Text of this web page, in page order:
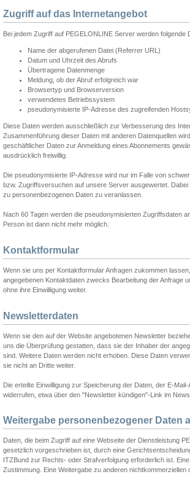
Zugriff auf das Internetangebot
Bei jedem Zugriff auf PEGELONLINE Server werden
Name der abgerufenen Datei (Referrer URL)
Datum und Uhrzeit des Abrufs
Übertragene Datenmenge
Meldung, ob der Abruf erfolgreich war
Browsertyp und Browserversion
verwendetes Betriebssystem
pseudonymisierte IP-Adresse des zugreifenden
Diese Daten werden ausschließlich zur Verbesserung des
Zusammenführung dieser Daten mit anderen Datenquellen
geschäftlicher Daten zur Anmeldung eines Abonnements
ausdrücklich freiwillig.
Die pseudonymisierte IP-Adresse wird nur im Falle von
bzw. Zugriffsversuchen auf unsere Server ausgewertet.
zu personenbezogenen Daten zu veranlassen.
Nach 60 Tagen werden die pseudonymisierten Zugriffsdaten
Person ist dann nicht mehr möglich.
Kontaktformular
Wenn sie uns per Kontaktformular Anfragen zukommen
angegebenen Kontaktdaten zwecks Bearbeitung der Anfrage
ohne ihre Einwilligung weiter.
Newsletterdaten
Wenn sie den auf der Website angebotenen Newsletter
uns die Überprüfung gestatten, dass sie der Inhaber der
sind. Weitere Daten werden nicht erhoben. Diese Daten
sie nicht an Dritte weiter.
Die erteilte Einwilligung zur Speicherung der Daten, der E-
widerrufen, etwa über den "Newsletter kündigen"-Link im
Weitergabe personenbezogener Daten
Daten, die beim Zugriff auf eine Webseite der Dienstleistung
gesetzlich vorgeschrieben ist, durch eine
ITZBund zur Rechts- oder Strafverfolgung erforderlich ist.
Zustimmung. Eine Weitergabe zu anderen